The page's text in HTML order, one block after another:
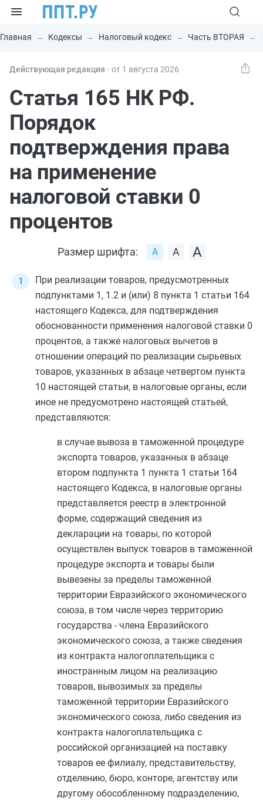
Главная Кодексы Налоговый кодекс Часть ВТОРАЯ
Действующая редакция ⸱ от 1 августа 2026
Статья 165 НК РФ.
Порядок
подтверждения права
на применение
налоговой ставки 0
процентов
Размер шрифта:
При реализации товаров, предусмотренных
подпунктами 1 , 1.2 и (или) 8 пункта 1 статьи 164
настоящего Кодекса, для подтверждения
обоснованности применения налоговой ставки 0
процентов, а также налоговых вычетов в
отношении операций по реализации сырьевых
товаров, указанных в абзаце четвертом пункта
10 настоящей статьи, в налоговые органы, если
иное не предусмотрено настоящей статьей,
представляются:
в случае вывоза в таможенной процедуре
экспорта товаров, указанных в абзаце
втором подпункта 1 пункта 1 статьи 164
настоящего Кодекса, в налоговые органы
представляется реестр в электронной
форме, содержащий сведения из
декларации на товары, по которой
осуществлен выпуск товаров в таможенной
процедуре экспорта и товары были
вывезены за пределы таможенной
территории Евразийского экономического
союза, в том числе через территорию
государства - члена Евразийского
экономического союза, а также сведения
из контракта налогоплательщика с
иностранным лицом на реализацию
товаров, вывозимых за пределы
таможенной территории Евразийского
экономического союза, либо сведения из
контракта налогоплательщика с
российской организацией на поставку
товаров ее филиалу, представительству,
отделению, бюро, конторе, агентству или
другому обособленному подразделению,